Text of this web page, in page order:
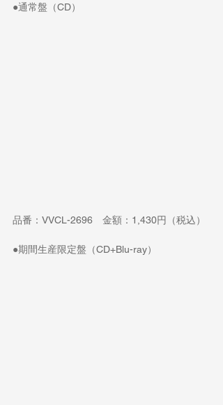
●通常盤（CD）
品番：VVCL-2696　金額：1,430円（税込）
●期間生産限定盤（CD+Blu-ray）